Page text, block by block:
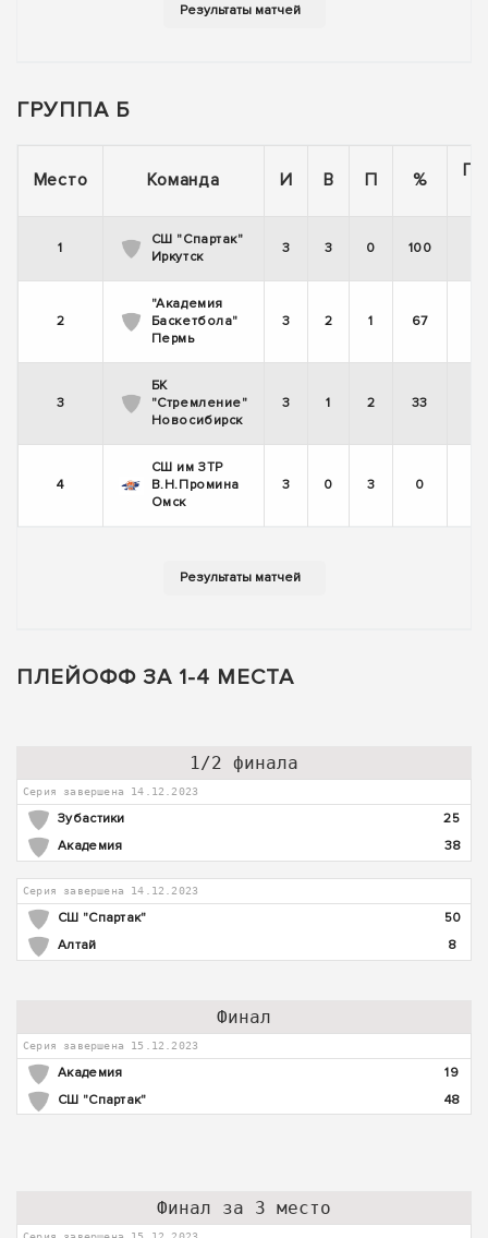
ГРУППА Б
Место Команда И В П %
1
СШ "Спартак"
Иркутск
3 3 0 100
2
"Академия
Баскетбола"
Пермь
3 2 1 67
3
БК
"Стремление"
Новосибирск
3 1 2 33
4
СШ им ЗТР
В.Н.Промина
Омск
3 0 3 0
ПЛЕЙОФФ ЗА 1-4 МЕСТА
1/2 финала
Серия завершена 14.12.2023
Зубастики
25
Академия
38
Серия завершена 14.12.2023
СШ "Спартак"
50
Алтай
8
Финал
Серия завершена 15.12.2023
Академия
19
СШ "Спартак"
48
Финал за 3 место